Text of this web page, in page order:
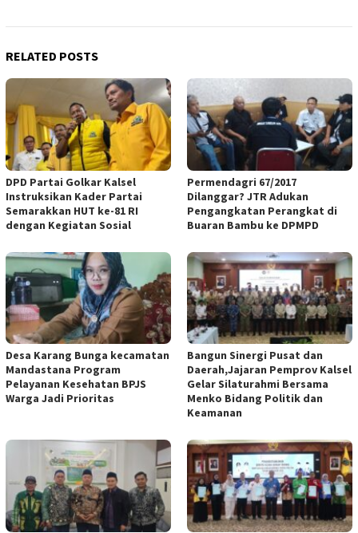
RELATED POSTS
DPD Partai Golkar Kalsel
Instruksikan Kader Partai
Semarakkan HUT ke-81 RI
dengan Kegiatan Sosial
Permendagri 67/2017
Dilanggar? JTR Adukan
Pengangkatan Perangkat di
Buaran Bambu ke DPMPD
Desa Karang Bunga kecamatan
Mandastana Program
Pelayanan Kesehatan BPJS
Warga Jadi Prioritas
Bangun Sinergi Pusat dan
Daerah,Jajaran Pemprov Kalsel
Gelar Silaturahmi Bersama
Menko Bidang Politik dan
Keamanan